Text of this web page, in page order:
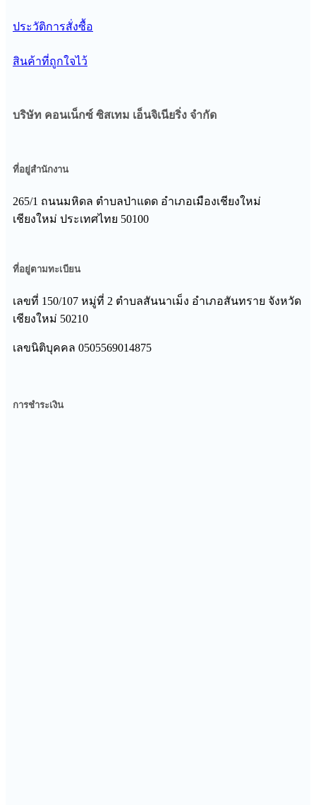
ประวัติการสั่งซื้อ
สินค้าที่ถูกใจไว้
บริษัท คอนเน็กซ์ ซิสเทม เอ็นจิเนียริ่ง จํากัด
ที่อยู่สำนักงาน
265/1 ถนนมหิดล ตำบลป่าแดด อำเภอเมืองเชียงใหม่
เชียงใหม่ ประเทศไทย 50100
ที่อยู่ตามทะเบียน
เลขที่ 150/107 หมู่ที่ 2 ตําบลสันนาเม็ง อําเภอสันทราย จังหวัด
เชียงใหม่ 50210
เลขนิติบุคคล 0505569014875
การชำระเงิน